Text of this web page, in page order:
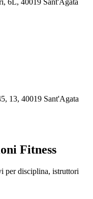
6L, 40019 Sant'Agata
13, 40019 Sant'Agata
Fitness
per disciplina, istruttori